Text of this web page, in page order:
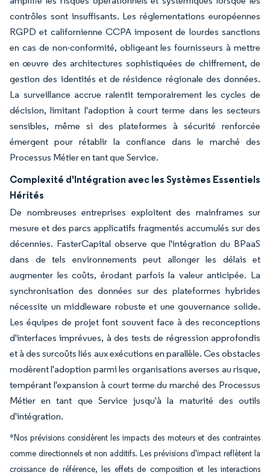
contrôles sont insuffisants. Les réglementations européennes
RGPD et californienne CCPA imposent de lourdes sanctions
en cas de non-conformité, obligeant les fournisseurs à mettre
en œuvre des architectures sophistiquées de chiffrement, de
gestion des identités et de résidence régionale des données.
La surveillance accrue ralentit temporairement les cycles de
décision, limitant l'adoption à court terme dans les secteurs
sensibles, même si des plateformes à sécurité renforcée
émergent pour rétablir la confiance dans le marché des
Processus Métier en tant que Service.
Complexité d'Intégration avec les Systèmes Essentiels
Hérités
De nombreuses entreprises exploitent des mainframes sur
mesure et des parcs applicatifs fragmentés accumulés sur des
décennies. FasterCapital observe que l'intégration du BPaaS
dans de tels environnements peut allonger les délais et
augmenter les coûts, érodant parfois la valeur anticipée. La
synchronisation des données sur des plateformes hybrides
nécessite un middleware robuste et une gouvernance solide.
Les équipes de projet font souvent face à des reconceptions
d'interfaces imprévues, à des tests de régression approfondis
et à des surcoûts liés aux exécutions en parallèle. Ces obstacles
modèrent l'adoption parmi les organisations averses au risque,
tempérant l'expansion à court terme du marché des Processus
Métier en tant que Service jusqu'à la maturité des outils
d'intégration.
*Nos prévisions considèrent les impacts des moteurs et des contraintes
comme directionnels et non additifs. Les prévisions d'impact reflètent la
croissance de référence, les effets de composition et les interactions